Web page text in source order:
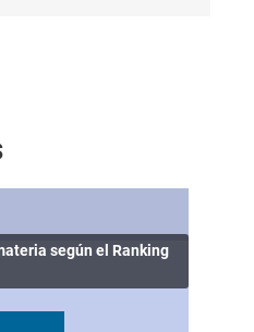
según el Ranking